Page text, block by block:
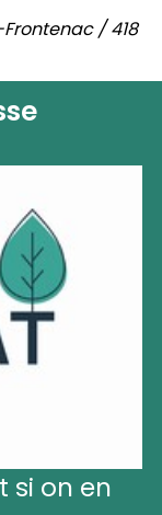
/ 418
si on en